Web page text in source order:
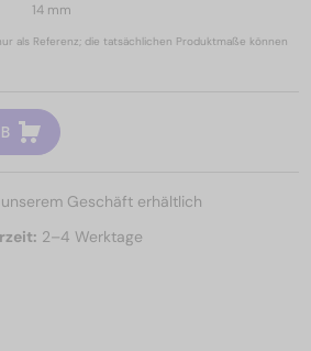
14 mm
als Referenz; die tatsächlichen Produktmaße können
Geschäft erhältlich
2–4 Werktage